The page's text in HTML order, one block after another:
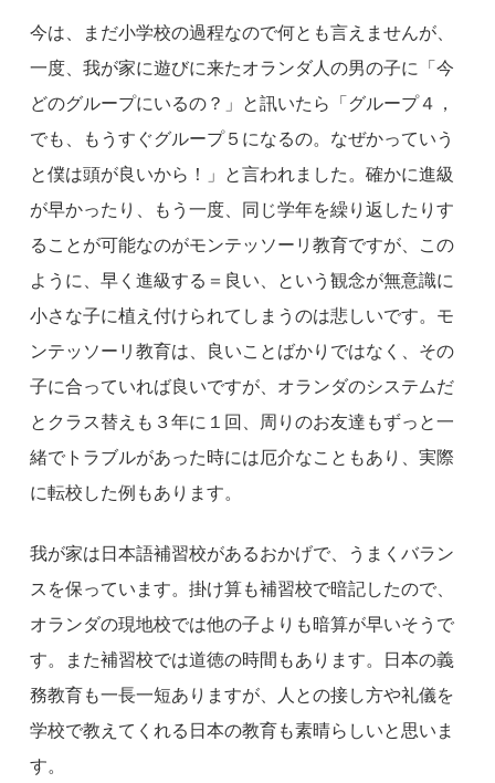
今は、まだ小学校の過程なので何とも言えませんが、
一度、我が家に遊びに来たオランダ人の男の子に「今
どのグループにいるの？」と訊いたら「グループ４，
でも、もうすぐグループ５になるの。なぜかっていう
と僕は頭が良いから！」と言われました。確かに進級
が早かったり、もう一度、同じ学年を繰り返したりす
ることが可能なのがモンテッソーリ教育ですが、この
ように、早く進級する＝良い、という観念が無意識に
小さな子に植え付けられてしまうのは悲しいです。モ
ンテッソーリ教育は、良いことばかりではなく、その
子に合っていれば良いですが、オランダのシステムだ
とクラス替えも３年に１回、周りのお友達もずっと一
緒でトラブルがあった時には厄介なこともあり、実際
に転校した例もあります。
我が家は日本語補習校があるおかげで、うまくバラン
スを保っています。掛け算も補習校で暗記したので、
オランダの現地校では他の子よりも暗算が早いそうで
す。また補習校では道徳の時間もあります。日本の義
務教育も一長一短ありますが、人との接し方や礼儀を
学校で教えてくれる日本の教育も素晴らしいと思いま
す。